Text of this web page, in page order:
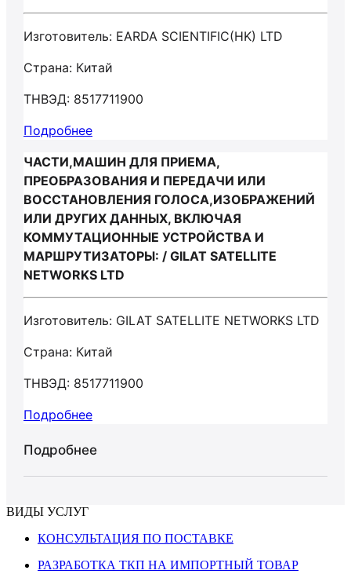
Изготовитель: EARDA SCIENTIFIC(HK) LTD
Страна: Китай
ТНВЭД: 8517711900
Подробнее
ЧАСТИ,МАШИН ДЛЯ ПРИЕМА,
ПРЕОБРАЗОВАНИЯ И ПЕРЕДАЧИ ИЛИ
ВОССТАНОВЛЕНИЯ ГОЛОСА,ИЗОБРАЖЕНИЙ
ИЛИ ДРУГИХ ДАННЫХ, ВКЛЮЧАЯ
КОММУТАЦИОННЫЕ УСТРОЙСТВА И
МАРШРУТИЗАТОРЫ: / GILAT SATELLITE
NETWORKS LTD
Изготовитель: GILAT SATELLITE NETWORKS LTD
Страна: Китай
ТНВЭД: 8517711900
Подробнее
Подробнее
ВИДЫ УСЛУГ
КОНСУЛЬТАЦИЯ ПО ПОСТАВКЕ
РАЗРАБОТКА ТКП НА ИМПОРТНЫЙ ТОВАР